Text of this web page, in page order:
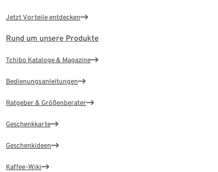
Jetzt Vorteile entdecken
Rund um unsere Produkte
Tchibo Kataloge & Magazine
Bedienungsanleitungen
Ratgeber & Größenberater
Geschenkkarte
Geschenkideen
Kaffee-Wiki